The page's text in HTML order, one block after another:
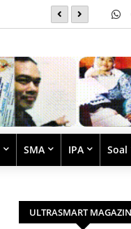
Soal
SMA IPA Soal
ULTRASMART